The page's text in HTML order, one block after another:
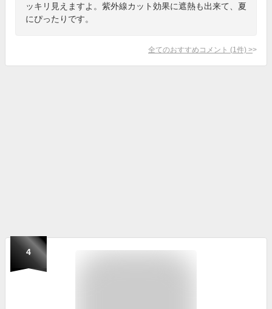
ッキリ見えますよ。紫外線カット効果に遮熱も出来て、夏
にぴったりです。
全てのおすすめコメント (1 件) >
4